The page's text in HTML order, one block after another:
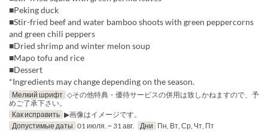
■Peking duck
■Stir-fried beef and water bamboo shoots with green peppercorns
and green chili peppers
■Dried shrimp and winter melon soup
■Mapo tofu and rice
■Dessert
*Ingredients may change depending on the season.
Мелкий шрифт ◇その他特典・優待サービスの併用は致しかねますので、予
めご了承下さい。
Как исправить ▶画像はイメージです。
Допустимые даты 01 июля. ~ 31 авг. Дни Пн, Вт, Ср, Чт, Пт